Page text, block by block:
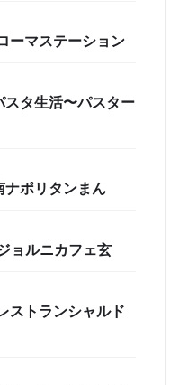
ーマステーション
スタ生活〜パスター
ナポリタンまん
ョルニカフェ玄
ストランシャルド